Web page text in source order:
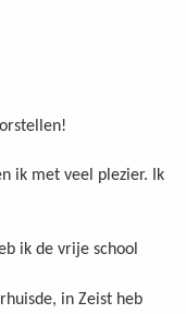
ik met veel plezier. Ik
ik de vrije school
in Zeist heb